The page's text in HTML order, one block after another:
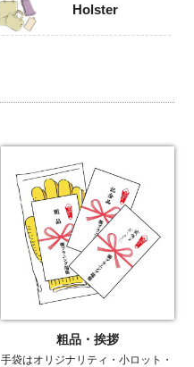
Holster
粗品・挨拶
手袋はオリジナリティ・小ロット・